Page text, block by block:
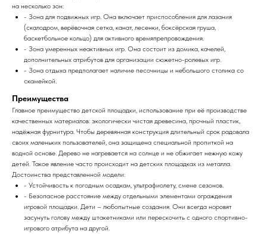
на несколько зон:
- Зона для подвижных игр. Она включает приспособления для лазания
(скалодром, верёвочная сетка, канат, лесенки, боксёрская груша,
баскетбольное кольцо) для активного времяпрепровождения.
- Зона умеренных неактивных игр. Она состоит из домика, качелей,
дополнительных атрибутов для организации сюжетно-ролевых игр.
- Зона отдыха предполагает наличие песочницы и небольшого столика со
скамейкой.
Преимущества
Главное преимущество детской площадки, использование при её производстве
качественных материалов: экологически чистая древесина, прочный пластик,
надёжная фурнитура. Чтобы деревянная конструкция длительный срок радовала
своих маленьких пользователей, она защищена специальной пропиткой на
водной основе. Дерево не нагревается на солнце и не обжигает нежную кожу
детей. Такое явление часто происходит на детских площадках из металла.
Достоинства представленной модели:
- Устойчивость к погодным осадкам, ультрафиолету, смене сезонов.
- Безопасное расстояние между отдельными элементами ограждения
игровой площадки. Дети – любопытные создания. Они всегда норовят
засунуть голову между штакетниками или перескочить с одного спортивно-
игрового атрибута на другой.